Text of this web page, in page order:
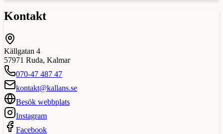
Kontakt
Källgatan 4
57971 Ruda, Kalmar
070-47 487 47
kontakt@kallans.se
Besök webbplats
Instagram
Facebook